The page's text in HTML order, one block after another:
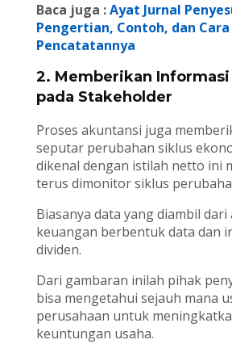
Baca juga :Ayat Jurnal
Pengertian, Contoh, dan Cara
Pencatatannya
2. Memberikan Informasi
pada Stakeholder
Proses akuntansi juga
seputar perubahan siklus
dikenal dengan istilah netto ini
terus dimonitor siklus
Biasanya data yang diambil
keuangan berbentuk data dan
dividen.
Dari gambaran inilah pihak
bisa mengetahui sejauh mana
perusahaan untuk
keuntungan usaha.